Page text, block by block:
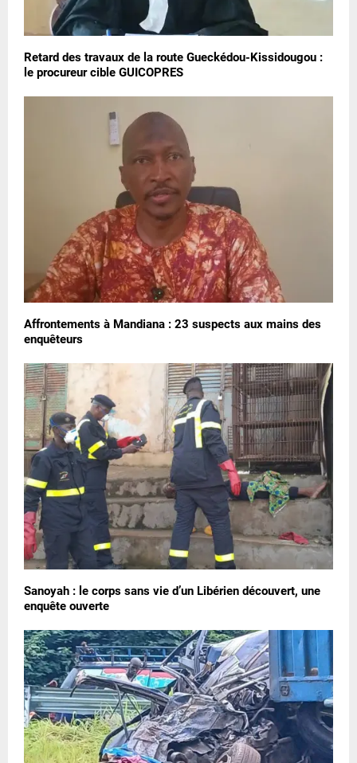
Retard des travaux de la route Gueckédou-Kissidougou :
le procureur cible GUICOPRES
Affrontements à Mandiana : 23 suspects aux mains des
enquêteurs
Sanoyah : le corps sans vie d’un Libérien découvert, une
enquête ouverte